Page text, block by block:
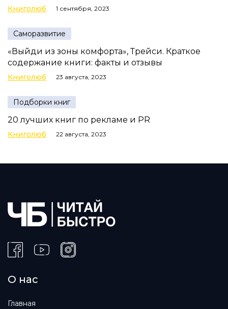
Книголюб 1 сентября, 2023
Саморазвитие
«Выйди из зоны комфорта», Трейси. Краткое
содержание книги: факты и отзывы
Книголюб 23 августа, 2023
Подборки книг
20 лучших книг по рекламе и PR
Книголюб 22 августа, 2023
О нас
Главная